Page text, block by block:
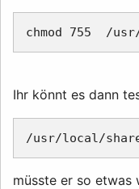
Ihr könnt es dann
müsste er so etwas